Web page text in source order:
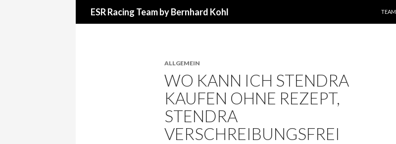
ESR Racing Team by Bernhard Kohl
TEAM
ALLGEMEIN
WO KANN ICH STENDRA
KAUFEN OHNE REZEPT,
STENDRA
VERSCHREIBUNGSFREI